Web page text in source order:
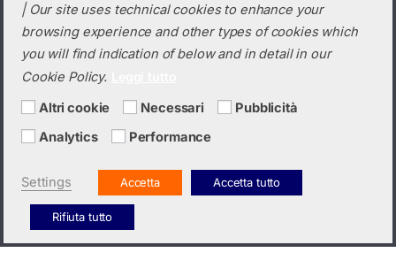
Hai bisogno di un preventivo?
+39 0423 6326
| Our site uses technical cookies to enhance your
browsing experience and other types of cookies which
you will find indication of below and in detail in our
Cookie Policy.
Altri cookie Necessari
Pubblicità
Analytics
Performance
Settings Accetta Accetta tutto
Rifiuta tutto